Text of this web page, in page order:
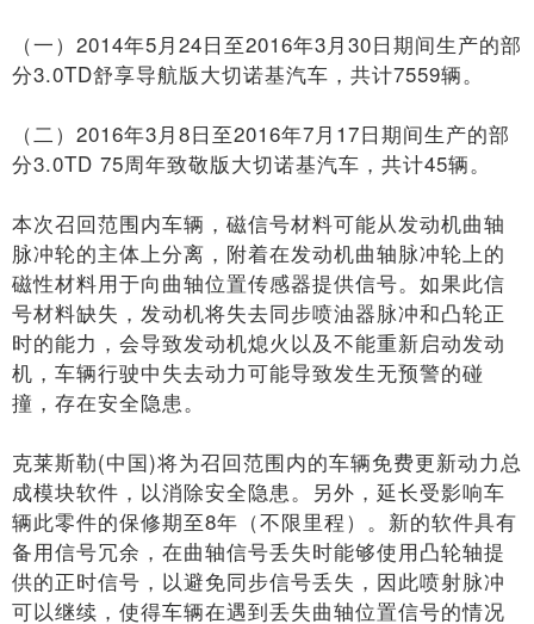
（一）2014年5月24日至2016年3月30日期间生产的部
分3.0TD舒享导航版大切诺基汽车，共计7559辆。
（二）2016年3月8日至2016年7月17日期间生产的部
分3.0TD 75周年致敬版大切诺基汽车，共计45辆。
本次召回范围内车辆，磁信号材料可能从发动机曲轴
脉冲轮的主体上分离，附着在发动机曲轴脉冲轮上的
磁性材料用于向曲轴位置传感器提供信号。如果此信
号材料缺失，发动机将失去同步喷油器脉冲和凸轮正
时的能力，会导致发动机熄火以及不能重新启动发动
机，车辆行驶中失去动力可能导致发生无预警的碰
撞，存在安全隐患。
克莱斯勒(中国)将为召回范围内的车辆免费更新动力总
成模块软件，以消除安全隐患。另外，延长受影响车
辆此零件的保修期至8年（不限里程）。新的软件具有
备用信号冗余，在曲轴信号丢失时能够使用凸轮轴提
供的正时信号，以避免同步信号丢失，因此喷射脉冲
可以继续，使得车辆在遇到丢失曲轴位置信号的情况